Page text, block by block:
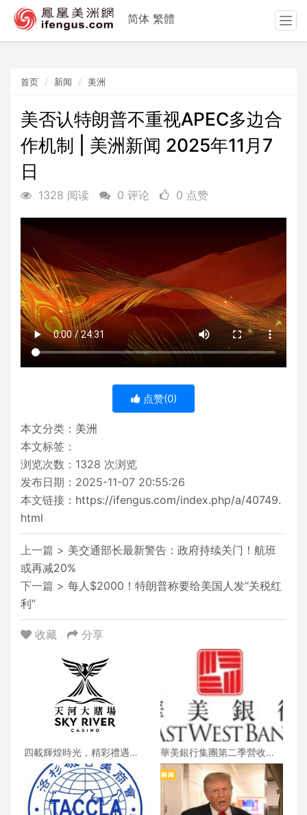
首页 新闻 美洲
美否认特朗普不重视APEC多边合
作机制 | 美洲新闻 2025年11月7
日
1328 阅读 0 评论 0 点赞
点赞(0)
本文分类： 美洲
本文标签：
浏览次数： 1328 次浏览
发布日期：2025-11-07 20:55:26
本文链接： https://ifengus.com/index.php/a/40749.
html
上一篇 > 美交通部长最新警告：政府持续关门！航班
或再减20%
下一篇 > 每人$2000！特朗普称要给美国人发“关税红
利”
收藏 分享
四載輝煌時光，精彩禮遇歡
慶一整月
華美銀行集團第二季營收創
新高 每股收益年增18%
简体 繁體
T
o
i
o